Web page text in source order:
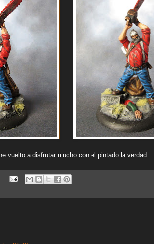
vuelto a disfrutar mucho con el pintado la verdad...